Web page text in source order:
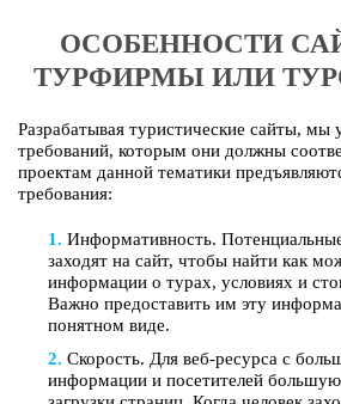
ОСОБЕННОСТИ
ТУРФИРМЫ ИЛИ
Разрабатывая туристические сайты, мы
требований, которым они должны
проектам данной тематики
требования:
Информативность.
заходят на сайт, чтобы найти как
информации о турах, условиях и
Важно предоставить им эту
понятном виде.
Скорость. Для веб-ресурса с
информации и посетителей большую